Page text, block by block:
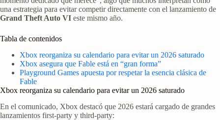
una estrategia para evitar competir directamente con el lanzamiento de
Grand Theft Auto VI este mismo año.
Tabla de contenidos
Xbox reorganiza su calendario para evitar un 2026 saturado
Xbox asegura que Fable está en “gran forma”
Playground Games apuesta por respetar la esencia clásica de
Fable
Xbox reorganiza su calendario para evitar un 2026 saturado
En el comunicado, Xbox destacó que 2026 estará cargado de grandes
lanzamientos first-party y third-party: